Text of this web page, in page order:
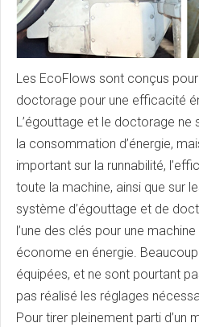
Les EcoFlows sont conçus
doctorage pour une efficacité
L’égouttage et le doctorage ne
la consommation d’énergie,
important sur la runnabilité,
toute la machine, ainsi que sur
système d’égouttage et de
l’une des clés pour une
économe en énergie.
équipées, et ne sont pourtant
pas réalisé les réglages
Pour tirer pleinement parti d’un